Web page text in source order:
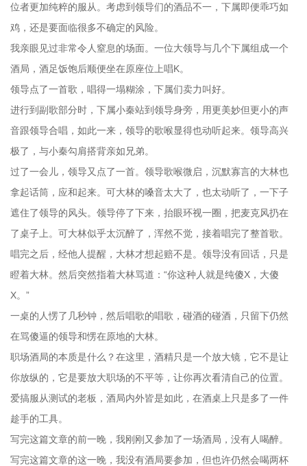
位者更加纯粹的服从。考虑到领导们的酒品不一，下属即便乖巧如
鸡，还是要面临很多不确定的风险。
我亲眼见过非常令人窒息的场面。一位大领导与几个下属组成一个
酒局，酒足饭饱后顺便坐在原座位上唱K。
领导点了一首歌，唱得一塌糊涂，下属们卖力叫好。
进行到副歌部分时，下属小秦站到领导身旁，用更美妙但更小的声
音跟领导合唱，如此一来，领导的歌喉显得也动听起来。领导高兴
极了，与小秦勾肩搭背亲如兄弟。
过了一会儿，领导又点了一首。领导歌喉微启，沉默寡言的大林也
拿起话筒，应和起来。可大林的嗓音太大了，也太动听了，一下子
遮住了领导的风头。领导停了下来，抬眼环视一圈，把麦克风扔在
了桌子上。可大林似乎太沉醉了，浑然不觉，接着唱完了整首歌。
唱完之后，经他人提醒，大林才想起赔不是。领导没有回话，只是
瞪着大林。然后突然指着大林骂道：“你这种人就是纯傻X，大傻
X。”
一桌的人愣了几秒钟，然后唱歌的唱歌，碰酒的碰酒，只留下仍然
在骂傻逼的领导和愣在原地的大林。
职场酒局的本质是什么？在这里，酒精只是一个放大镜，它不是让
你放纵的，它是要放大职场的不平等，让你再次看清自己的位置。
爱搞服从测试的老板，酒局内外皆是如此，在酒桌上只是多了一件
趁手的工具。
写完这篇文章的前一晚，我刚刚又参加了一场酒局，没有人喝醉。
写完这篇文章的这一晚，我没有酒局要参加，但也许仍然会喝两杯